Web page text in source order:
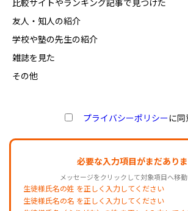
比較サイトやランキング記事で見つけた
友人・知人の紹介
学校や塾の先生の紹介
雑誌を見た
その他
プライバシーポリシーに同
必要な入力項目がまだあり
メッセージをクリックして対象項目へ移
生徒様氏名の姓 を正しく入力してください
生徒様氏名の名 を正しく入力してください